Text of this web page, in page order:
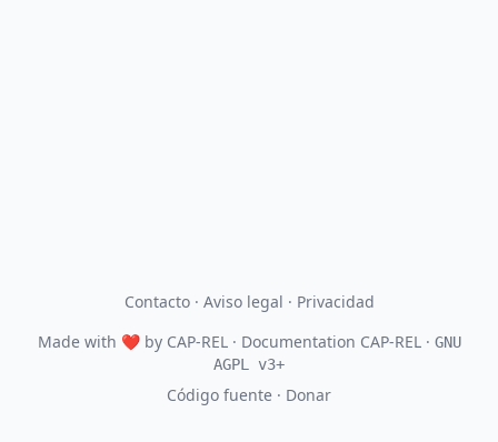
Contacto· Aviso legal · Privacidad
Made with ❤by CAP-REL· Documentation CAP-REL · GNU
AGPL v3+
Código fuente · Donar